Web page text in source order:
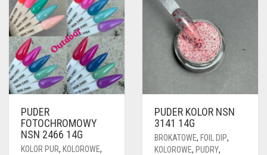
PUDER
FOTOCHROMOWY
NSN 2466 14G
KOLOR PUR, KOLOROWE,
PUDER KOLOR NSN
3141 14G
BROKATOWE, FOIL DIP,
KOLOROWE, PUDRY,